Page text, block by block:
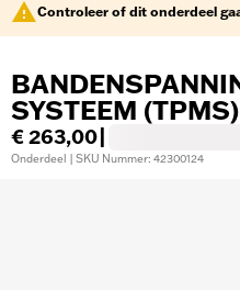
Controleer of dit onderdeel
SYSTEEM (TPMS)
€ 263,00
Onderdeel | SKU Nummer: 42300124